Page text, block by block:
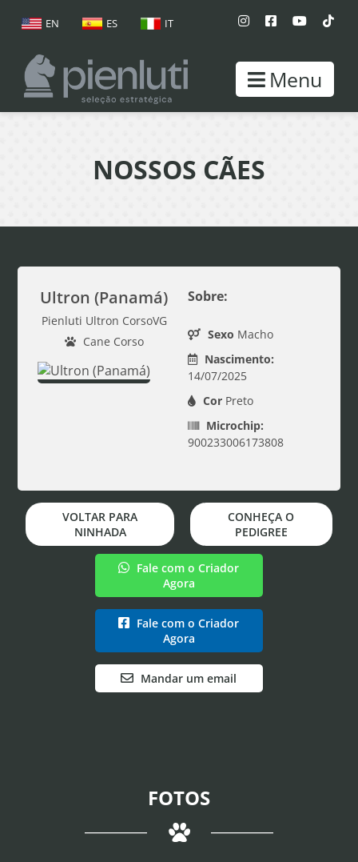
EN ES IT
Menu
NOSSOS CÃES
Ultron (Panamá)
Pienluti Ultron CorsoVG
Cane Corso
Sobre:
Sexo Macho
Nascimento:
14/07/2025
CorPreto
Microchip:
900233006173808
VOLTAR PARA
NINHADA
CONHEÇA O
PEDIGREE
Fale com o Criador
Agora
Fale com o Criador
Agora
Mandar um email
FOTOS